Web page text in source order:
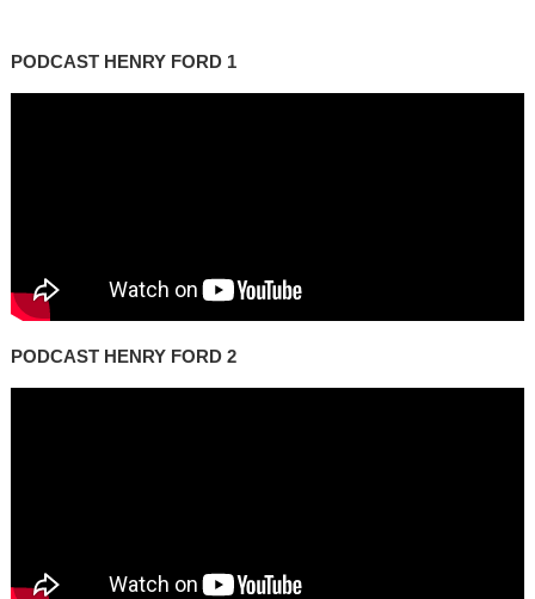
PODCAST HENRY FORD 1
PODCAST HENRY FORD 2